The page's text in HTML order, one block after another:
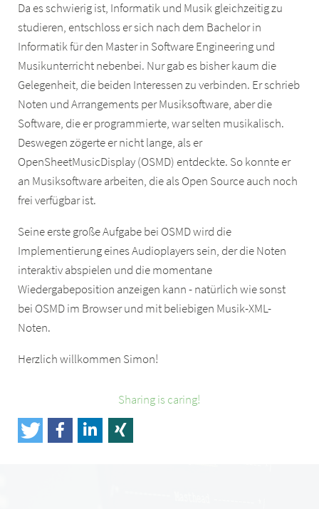
Da es schwierig ist, Informatik und Musik gleichzeitig zu
studieren, entschloss er sich nach dem Bachelor in
Informatik für den Master in Software Engineering und
Musikunterricht nebenbei. Nur gab es bisher kaum die
Gelegenheit, die beiden Interessen zu verbinden. Er schrieb
Noten und Arrangements per Musiksoftware, aber die
Software, die er programmierte, war selten musikalisch.
Deswegen zögerte er nicht lange, als er
OpenSheetMusicDisplay (OSMD) entdeckte. So konnte er
an Musiksoftware arbeiten, die als Open Source auch noch
frei verfügbar ist.
Seine erste große Aufgabe bei OSMD wird die
Implementierung eines Audioplayers sein, der die Noten
interaktiv abspielen und die momentane
Wiedergabeposition anzeigen kann - natürlich wie sonst
bei OSMD im Browser und mit beliebigen Musik-XML-
Noten.
Herzlich willkommen Simon!
Sharing is caring!